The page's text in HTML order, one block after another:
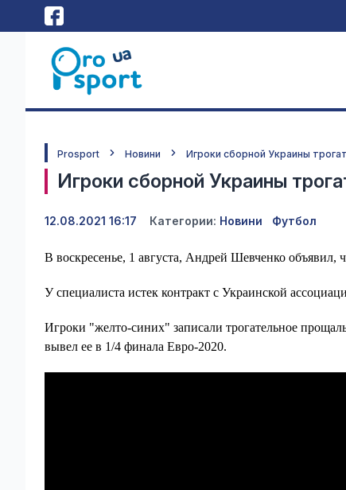
Prosport Новини Игроки сборной Украины
Игроки сборной Украины
12.08.2021 16:17 Категории: Новини Футбол
В воскресенье, 1 августа, Андрей Шевченко объявил,
У специалиста истек контракт с Украинской
Игроки "желто-синих" записали трогательное
вывел ее в 1/4 финала Евро-2020.